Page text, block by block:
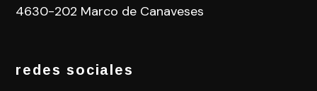
4630-202 Marco de Canaveses
redes sociales